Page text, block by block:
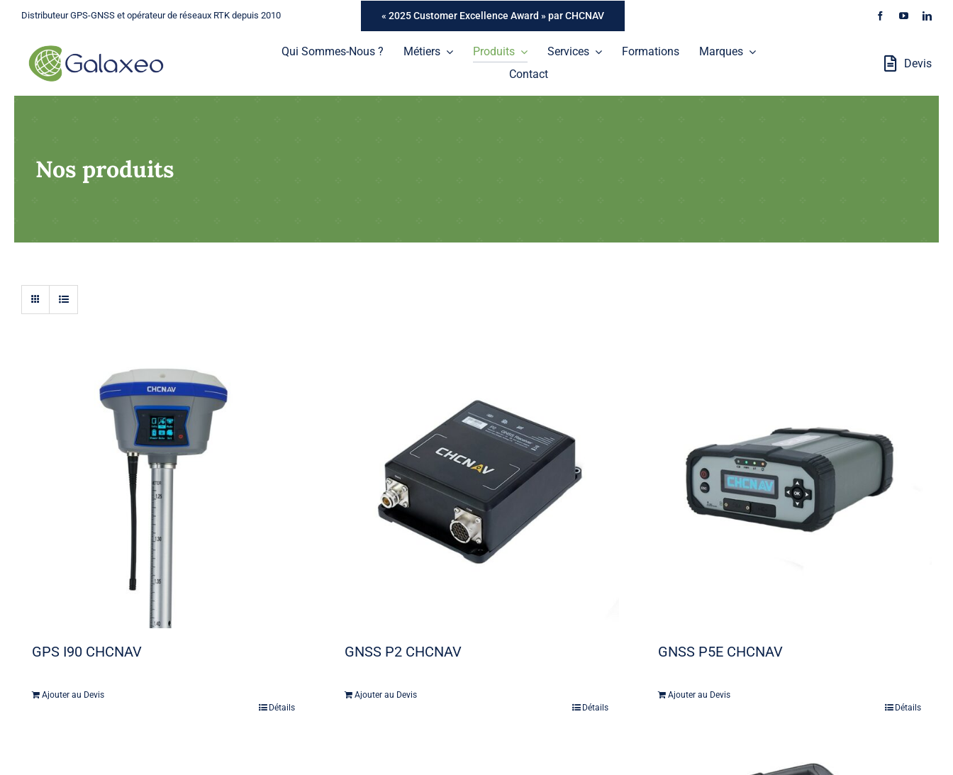
Passer
contenu
Distributeur GPS-GNSS et opérateur de réseaux RTK depuis 2010 « 2025 Customer Excellence Award » par CHCNAV
Qui Sommes-Nous ? Métiers Produits
Machine contrôle
Les indispensables lasers Slam mobile
Les indispensables Slam mobile
Services Formations
Marques
Contact
Devis
Nos produits
GPS I90 CHCNAV
Ajouter au Devis
Détails
GNSS P2 CHCNAV
Ajouter au Devis
Détails
GNSS P5E CHCNAV
Ajouter au Devis
Détails